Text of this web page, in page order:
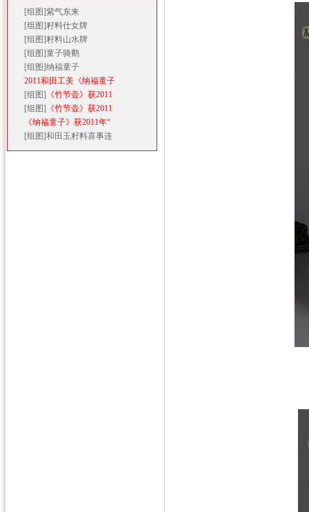
[组图]紫气东来
[组图]籽料仕女牌
[组图]籽料山水牌
[组图]童子骑鹅
[组图]纳福童子
2011和田工美《纳福童子
[组图]
《竹节壶》获2011
[组图]
《竹节壶》获2011
《纳福童子》获2011年“
[组图]和田玉籽料喜事连